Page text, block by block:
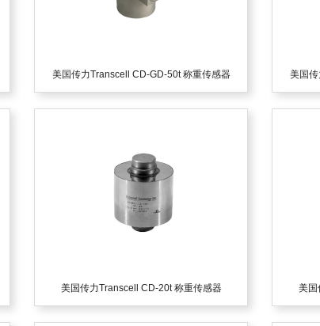
美国传力Transcell CD-GD-50t 称重传感器 美国
美国传力Transcell CD-20t 称重传感器 美国